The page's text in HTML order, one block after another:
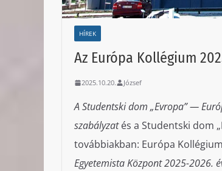
HÍREK
Az Európa Kollégium
2025.10.20. József
A Studentski dom „Evropa” —
szabályzatés a Studentski dom
továbbiakban: Európa
Egyetemista Központ 2025-2026.